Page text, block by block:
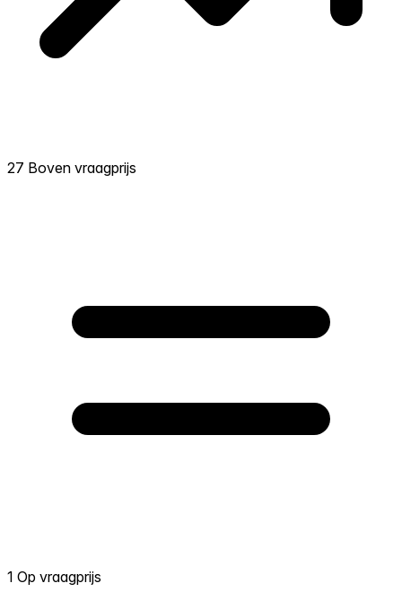
27 Boven vraagprijs
1 Op vraagprijs